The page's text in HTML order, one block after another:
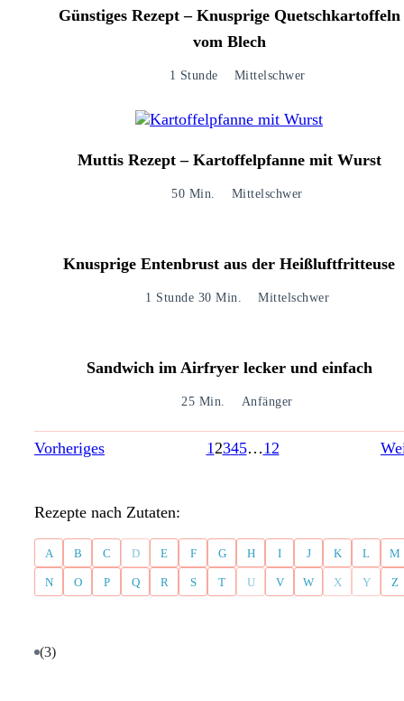
Günstiges Rezept – Knusprige Quetschkartoffeln
vom Blech
1 Stunde Mittelschwer
Muttis Rezept – Kartoffelpfanne mit Wurst
50 Min. Mittelschwer
Knusprige Entenbrust aus der Heißluftfritteuse
1 Stunde 30 Min. Mittelschwer
Sandwich im Airfryer lecker und einfach
25 Min. Anfänger
Vorheriges 12345…12
Rezepte nach Zutaten:
A B C D E F G H I J K L M
N O P Q R S T U V W X Y Z
(3)